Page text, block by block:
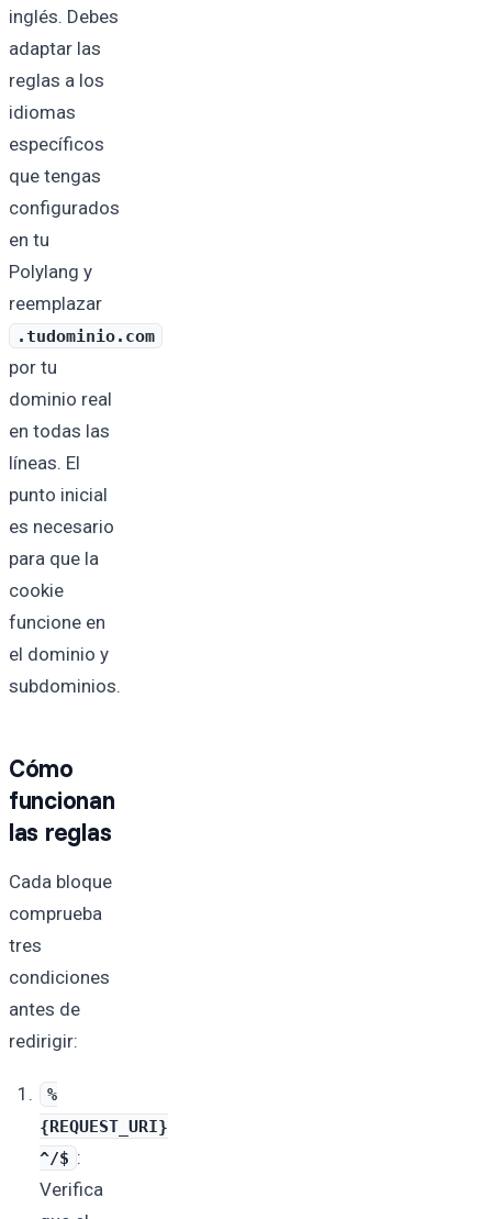
inglés. Debes
adaptar las
reglas a los
idiomas
específicos
que tengas
configurados
en tu
Polylang y
reemplazar
.tudominio.com
por tu
dominio real
en todas las
líneas. El
punto inicial
es necesario
para que la
cookie
funcione en
el dominio y
subdominios.
Cómo
funcionan
las reglas
Cada bloque
comprueba
tres
condiciones
antes de
redirigir:
%
{REQUEST_URI}
^/$ :
Verifica